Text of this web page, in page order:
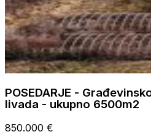
POSEDARJE -
livada - ukupno 6500m2
850.000 €